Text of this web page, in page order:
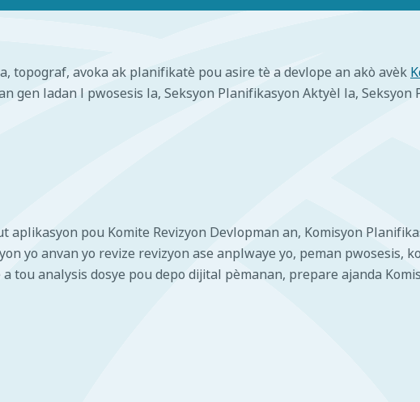
topograf, avoka ak planifikatè pou asire tè a devlope an akò avèk
gen ladan l pwosesis la, Seksyon Planifikasyon Aktyèl la, Seksyon
pou Komite Revizyon Devlopman an, Komisyon
yo anvan yo revize revizyon ase anplwaye yo, peman pwosesis,
tou analysis dosye pou depo dijital pèmanan, prepare ajanda